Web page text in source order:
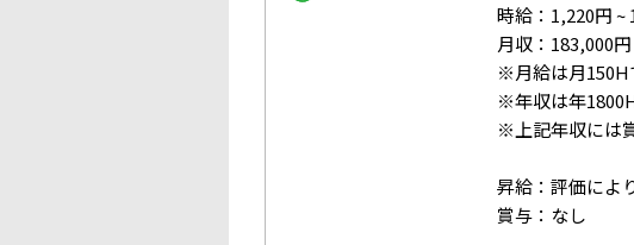
時給：1,220円 ~
月収：183,000
※月給は月150H
※年収は年
※上記年収には
昇給：評価によ
賞与：なし